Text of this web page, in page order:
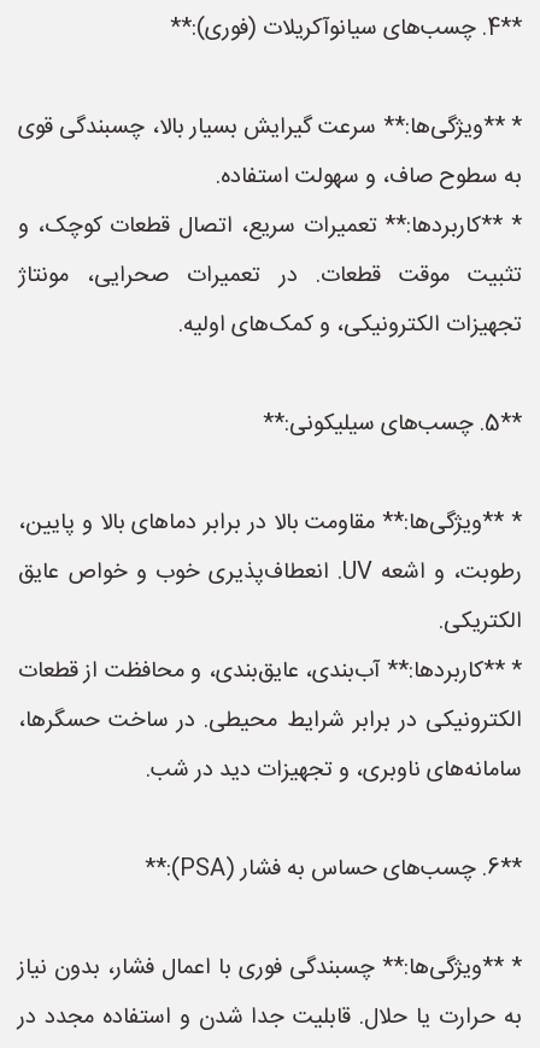
**4. چسب‌های سیانوآکریلات (فوری):**
* **ویژگی‌ها:** سرعت گیرایش بسیار بالا، چسبندگی قوی
به سطوح صاف، و سهولت استفاده.
* **کاربردها:** تعمیرات سریع، اتصال قطعات کوچک، و
تثبیت موقت قطعات. در تعمیرات صحرایی، مونتاژ
تجهیزات الکترونیکی، و کمک‌های اولیه.
**5. چسب‌های سیلیکونی:**
* **ویژگی‌ها:** مقاومت بالا در برابر دماهای بالا و پایین،
رطوبت، و اشعه UV. انعطاف‌پذیری خوب و خواص عایق
الکتریکی.
* **کاربردها:** آب‌بندی، عایق‌بندی، و محافظت از قطعات
الکترونیکی در برابر شرایط محیطی. در ساخت حسگرها،
سامانه‌های ناوبری، و تجهیزات دید در شب.
**6. چسب‌های حساس به فشار (PSA):**
* **ویژگی‌ها:** چسبندگی فوری با اعمال فشار، بدون نیاز
به حرارت یا حلال. قابلیت جدا شدن و استفاده مجدد در